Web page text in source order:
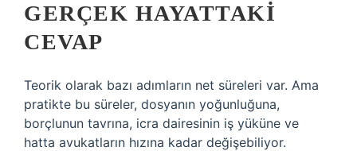
GERÇEK HAYATTAKI
CEVAP
Teorik olarak bazı adımların net süreleri var. Ama
pratikte bu süreler, dosyanın yoğunluğuna,
borçlunun tavrına, icra dairesinin iş yüküne ve
hatta avukatların hızına kadar değişebiliyor.